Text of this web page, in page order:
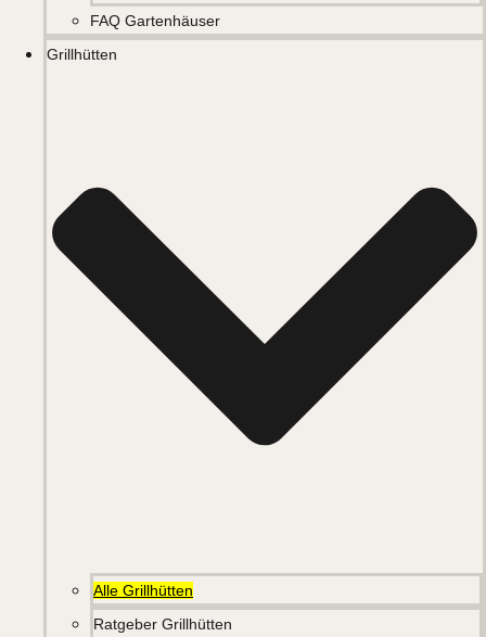
FAQ Gartenhäuser
Grillhütten
Alle Grillhütten
Ratgeber Grillhütten